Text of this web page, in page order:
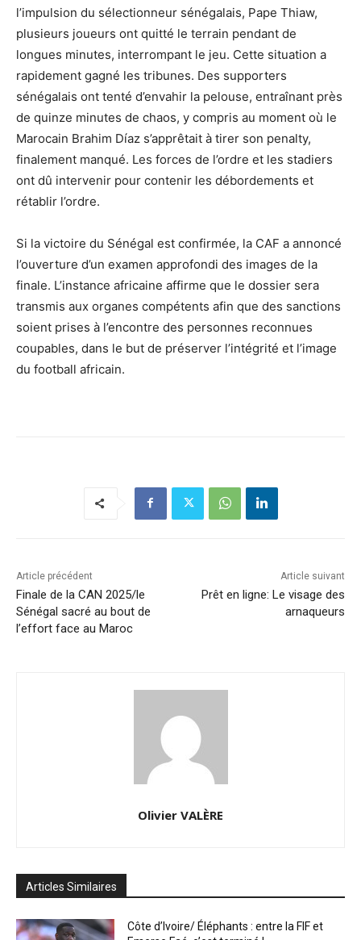
l’impulsion du sélectionneur sénégalais, Pape Thiaw,
plusieurs joueurs ont quitté le terrain pendant de
longues minutes, interrompant le jeu. Cette situation a
rapidement gagné les tribunes. Des supporters
sénégalais ont tenté d’envahir la pelouse, entraînant près
de quinze minutes de chaos, y compris au moment où le
Marocain Brahim Díaz s’apprêtait à tirer son penalty,
finalement manqué. Les forces de l’ordre et les stadiers
ont dû intervenir pour contenir les débordements et
rétablir l’ordre.
Si la victoire du Sénégal est confirmée, la CAF a annoncé
l’ouverture d’un examen approfondi des images de la
finale. L’instance africaine affirme que le dossier sera
transmis aux organes compétents afin que des sanctions
soient prises à l’encontre des personnes reconnues
coupables, dans le but de préserver l’intégrité et l’image
du football africain.
Article précédent
Finale de la CAN 2025/le
Sénégal sacré au bout de
l’effort face au Maroc
Article suivant
Prêt en ligne: Le visage des
arnaqueurs
Olivier VALÈRE
Articles Similaires
Côte d’Ivoire/ Éléphants : entre la FIF et